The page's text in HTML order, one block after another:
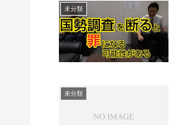
未分類
未分類